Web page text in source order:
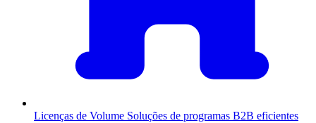
Licenças de Volume Soluções de programas B2B eficientes